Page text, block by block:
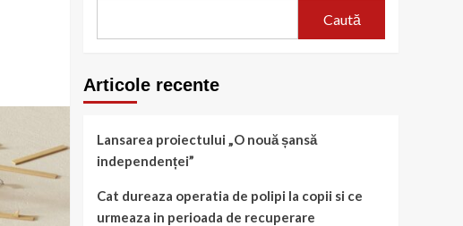
Caută
Articole recente
Lansarea proiectului „O nouă șansă
independenței”
Cat dureaza operatia de polipi la copii si ce
urmeaza in perioada de recuperare